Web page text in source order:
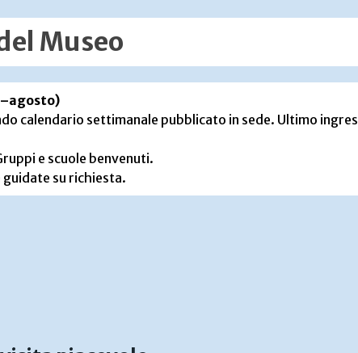
Museo
calendario settimanale pubblicato in sede. Ultimo
e scuole benvenuti.
su richiesta.